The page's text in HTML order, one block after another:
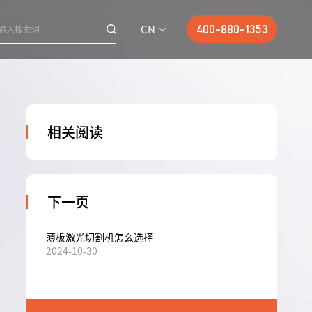
CN 400-880-1353
相关阅读
下一页
薄板激光切割机怎么选择
2024-10-30